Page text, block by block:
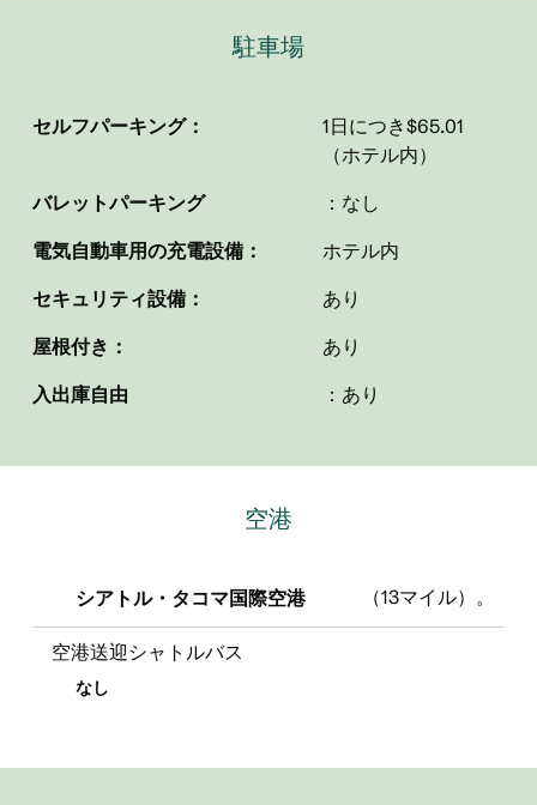
駐車場
セルフパーキング：
1日につき$65.01
（ホテル内）
バレットパーキング
：なし
電気自動車用の充電設備：
ホテル内
セキュリティ設備：
あり
屋根付き：
あり
入出庫自由
：あり
空港
シアトル・タコマ国際空港 （13マイル）。
空港送迎シャトルバス
なし